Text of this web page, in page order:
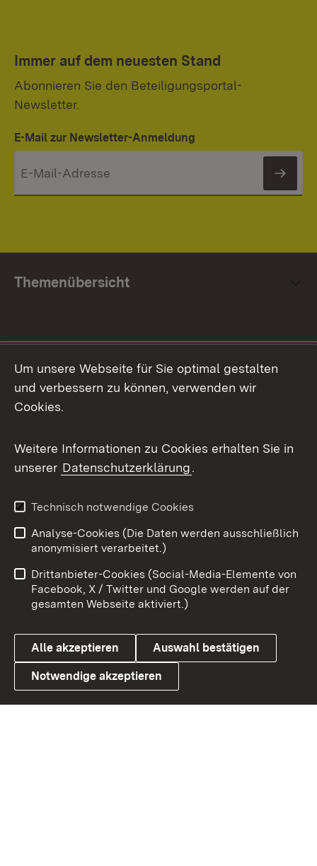
Immer auf dem neuesten Stand
Abonnieren Sie den Beteiligungsportal-
Newsletter.
E-Mail zur Newsletter-Anmeldung
Themenübersicht
Facebook
X / Twitter
Youtube
Link zum Landesportal
Impressum
Kontakt
Barrierefreiheit
Datenschutz
Cookies
Um unsere Webseite für Sie optimal gestalten
und verbessern zu können, verwenden wir
Cookies.
Weitere Informationen zu Cookies erhalten Sie in
unserer Datenschutzerklärung.
Technisch notwendige Cookies
Analyse-Cookies (Die Daten werden ausschließlich
anonymisiert verarbeitet.)
Drittanbieter-Cookies (Social-Media-Elemente von
Facebook, X / Twitter und Google werden auf der
gesamten Webseite aktiviert.)
Alle akzeptieren Auswahl bestätigen
Notwendige akzeptieren